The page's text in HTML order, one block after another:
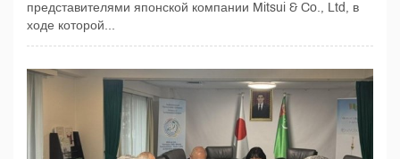
представителями японской компании Mitsui & Co., Ltd, в
ходе которой...